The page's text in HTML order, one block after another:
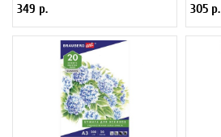
349 р. 305 р.